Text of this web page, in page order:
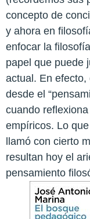
concepto de
y ahora en
enfocar la
papel que puede
actual. En
desde el
cuando
empíricos. Lo
llamó con cierto
resultan hoy el
pensamiento